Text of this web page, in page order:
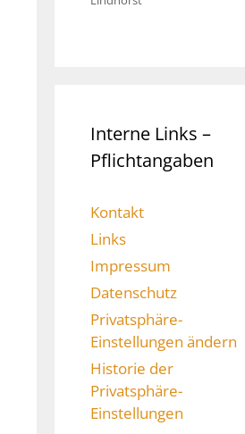
Interne Links –
Pflichtangaben
Kontakt
Links
Impressum
Datenschutz
Privatsphäre-
Einstellungen ändern
Historie der
Privatsphäre-
Einstellungen